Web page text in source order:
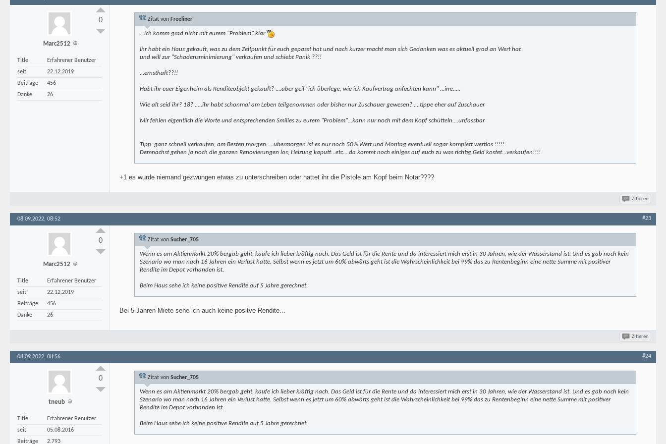
Marc2512
Title
Erfahrener Benutzer
seit
22.12.2019
Beiträge
456
Danke
26
0 Zitat von Freeliner
...ich komm grad nicht mit eurem "Problem" klar
Ihr habt ein Haus gekauft, was zu dem Zeitpunkt für euch gepasst hat und nach kurzer macht man sich Gedanken was es aktuell grad an Wert hat
und will zur "Schadensminimierung" verkaufen und schiebt Panik ??!!
...ernsthaft??!!
Habt ihr euer Eigenheim als Renditeobjekt gekauft? ....aber geil "ich überlege, wie ich Kaufvertrag anfechten kann" ...irre.....
Wie alt seid ihr? 18? .....ihr habt schonmal am Leben teilgenommen oder bisher nur Zuschauer gewesen? ....tippe eher auf Zuschauer
Mir fehlen eigentlich die Worte und entsprechenden Smilies zu eurem "Problem"...kann nur noch mit dem Kopf schütteln....unfassbar
Tipp: ganz schnell verkaufen, am Besten morgen.....übermorgen ist es nur noch 50% Wert und Montag eventuell sogar komplett wertlos !!!!!
Demnächst gehen ja noch die ganzen Renovierungen los, Heizung kaputt...etc....da kommt noch einiges auf euch zu was richtig Geld kostet...verkaufen!!!!
+1 es wurde niemand gezwungen etwas zu unterschreiben oder hattet ihr die Pistole am Kopf beim Notar????
Zitieren
08.09.2022, 08:52 #23
Marc2512
Title
Erfahrener Benutzer
seit
22.12.2019
Beiträge
456
Danke
26
0 Zitat von Sucher_705
Wenn es am Aktienmarkt 20% bergab geht, kaufe ich lieber kräftig nach. Das Geld ist für die Rente und da interessiert mich erst in 30 Jahren, wie der Wasserstand ist. Und es gab noch kein
Szenario wo man nach 16 Jahren ein Verlust hatte. Selbst wenn es jetzt um 60% abwärts geht ist die Wahrscheinlichkeit bei 99% das zu Rentenbeginn eine nette Summe mit positiver
Rendite im Depot vorhanden ist.
Beim Haus sehe ich keine positive Rendite auf 5 Jahre gerechnet.
Bei 5 Jahren Miete sehe ich auch keine positve Rendite...
Zitieren
08.09.2022, 08:56 #24
tneub
Title
Erfahrener Benutzer
seit
05.08.2016
Beiträge
2.793
0 Zitat von Sucher_705
Wenn es am Aktienmarkt 20% bergab geht, kaufe ich lieber kräftig nach. Das Geld ist für die Rente und da interessiert mich erst in 30 Jahren, wie der Wasserstand ist. Und es gab noch kein
Szenario wo man nach 16 Jahren ein Verlust hatte. Selbst wenn es jetzt um 60% abwärts geht ist die Wahrscheinlichkeit bei 99% das zu Rentenbeginn eine nette Summe mit positiver
Rendite im Depot vorhanden ist.
Beim Haus sehe ich keine positive Rendite auf 5 Jahre gerechnet.